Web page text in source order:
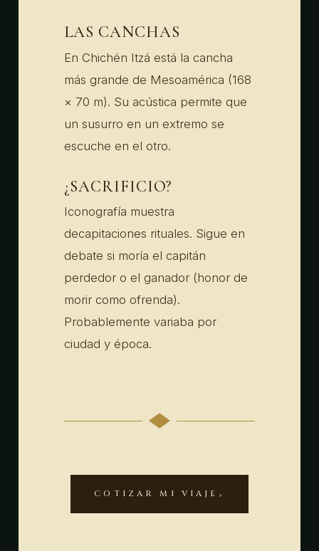
LAS CANCHAS
En Chichén Itzá está la cancha
más grande de Mesoamérica (168
× 70 m). Su acústica permite que
un susurro en un extremo se
escuche en el otro.
¿SACRIFICIO?
Iconografía muestra
decapitaciones rituales. Sigue en
debate si moría el capitán
perdedor o el ganador (honor de
morir como ofrenda).
Probablemente variaba por
ciudad y época.
COTIZAR MI VIAJE